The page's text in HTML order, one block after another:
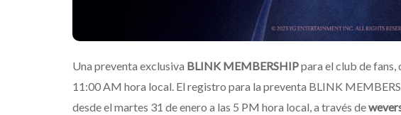
Una preventa exclusiva BLINK MEMBERSHIPpara el club de fans,
11:00 AM hora local. El registro para la preventa BLINK
desde el martes 31 de enero a las 5 PM hora local, a través de